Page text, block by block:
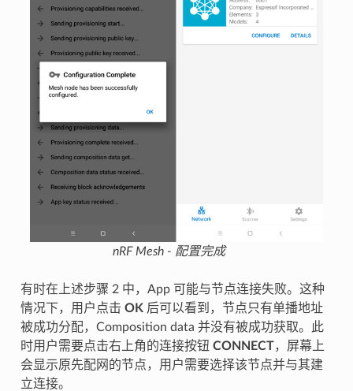
nRF Mesh - 配置完成
有时在上述步骤 2 中，App 可能与节点连接失败。这种
情况下，用户点击 OK 后可以看到，节点只有单播地址
被成功分配，Composition data 并没有被成功获取。此
时用户需要点击右上角的连接按钮 CONNECT，屏幕上
会显示原先配网的节点，用户需要选择该节点并与其建
立连接。